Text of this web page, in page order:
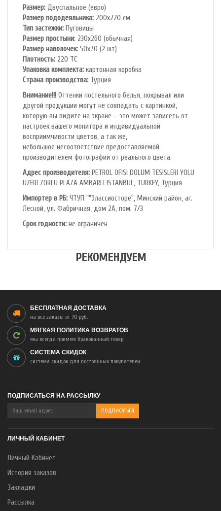
Размер: Двуспальное (евро)
Размер пододеяльника: 200х220 см
Тип застежки: Пуговицы
Размер простыни: 230х260 (обычная)
Размер наволочек: 50х70 (2 шт)
Плотность: 220 ТС
Упаковка комплекта: картонная коробка
Cтрана производства: Турция
Внимание!!! Оттенки постельного белья, покрывал или
другой продукции могут не совпадать с картинкой,
которую вы видите на экране – это может зависеть от
настроек вашего монитора и индивидуальной
восприимчивости цветов, а так же,
небольшое несоответствие предоставляемой
производителем фотографии от реального цвета.
Адрес производителя: PETROL OFlSl DOLUM TESISLERI YOLU
UZERI ZORLU PLAZA AMBARLI ISTANBUL, TURKEY, Турция
Импортер в РБ: ЧТУП ""Элассиосторе", Минский район, аг.
Лесной, ул. Фабричная, дом 2А, пом. 7/3
Срок годности: не ограничен
РЕКОМЕНДУЕМ
БЕСПЛАТНАЯ ДОСТАВКА
на все заказы от 70 руб.
МЯГКАЯ ПОЛИТИКА ВОЗВРАТОВ
мы всегда примем бракованный товар
СИСТЕМА СКИДОК
система скидок для постоянных покупателей
ПОДПИСАТЬСЯ НА РАССЫЛКУ
ЛИЧНЫЙ КАБИНЕТ
Личный Кабинет
История заказов
Закладки
Рассылка